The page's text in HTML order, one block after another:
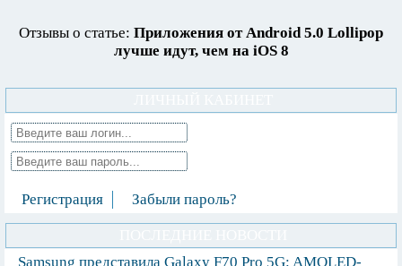
Отзывы о статье: Приложения от Android 5.0 Lollipop
лучше идут, чем на iOS 8
Регистрация Забыли пароль?
Samsung представила Galaxy F70 Pro 5G: AMOLED-